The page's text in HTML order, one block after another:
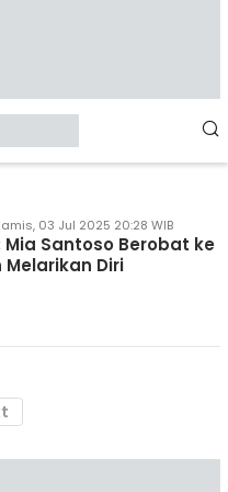
03 Jul 2025 20:28 WIB
Mia Santoso Berobat ke
Diri